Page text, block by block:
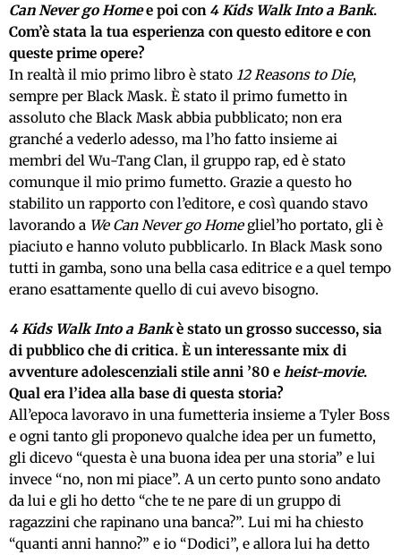
Can Never go Homee poi con 4 Kids Walk Into a Bank.
Com’è stata la tua esperienza con questo editore e con
queste prime opere?
In realtà il mio primo libro è stato 12 Reasons to Die,
sempre per Black Mask. È stato il primo fumetto in
assoluto che Black Mask abbia pubblicato; non era
granché a vederlo adesso, ma l’ho fatto insieme ai
membri del Wu-Tang Clan, il gruppo rap, ed è stato
comunque il mio primo fumetto. Grazie a questo ho
stabilito un rapporto con l’editore, e così quando stavo
lavorando a We Can Never go Homegliel’ho portato, gli è
piaciuto e hanno voluto pubblicarlo. In Black Mask sono
tutti in gamba, sono una bella casa editrice e a quel tempo
erano esattamente quello di cui avevo bisogno.
4 Kids Walk Into a Bankè stato un grosso successo, sia
di pubblico che di critica. È un interessante mix di
avventure adolescenziali stile anni ’80 e heist-movie.
Qual era l’idea alla base di questa storia?
All’epoca lavoravo in una fumetteria insieme a Tyler Boss
e ogni tanto gli proponevo qualche idea per un fumetto,
gli dicevo “questa è una buona idea per una storia” e lui
invece “no, non mi piace”. A un certo punto sono andato
da lui e gli ho detto “che te ne pare di un gruppo di
ragazzini che rapinano una banca?”. Lui mi ha chiesto
“quanti anni hanno?” e io “Dodici”, e allora lui ha detto